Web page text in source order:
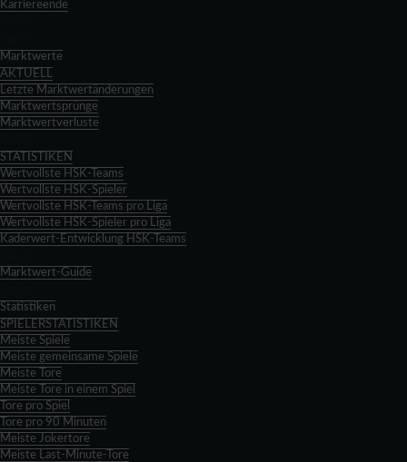
Karriereende
Marktwerte
AKTUELL
Letzte Marktwertänderungen
Marktwertsprünge
Marktwertverluste
STATISTIKEN
Wertvollste HSK-Teams
Wertvollste HSK-Spieler
Wertvollste HSK-Teams pro Liga
Wertvollste HSK-Spieler pro Liga
Kaderwert-Entwicklung HSK-Teams
Marktwert-Guide
Statistiken
SPIELERSTATISTIKEN
Meiste Spiele
Meiste gemeinsame Spiele
Meiste Tore
Meiste Tore in einem Spiel
Tore pro Spiel
Tore pro 90 Minuten
Meiste Jokertore
Meiste Last-Minute-Tore